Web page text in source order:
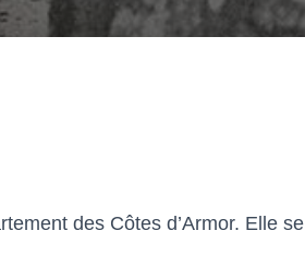
des Côtes d’Armor. Elle